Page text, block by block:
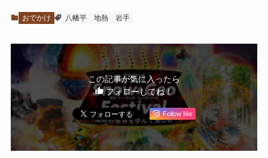
おでかけ 八幡平 地熱 岩手
この記事が気に入ったら
フォローしてね！
Follow Me